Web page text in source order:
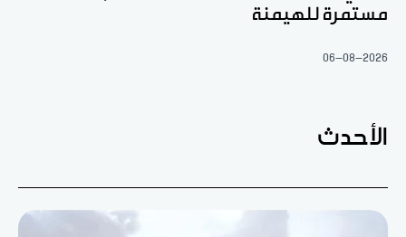
مستمرة للهيمنة
06-08-2026
الأحدث